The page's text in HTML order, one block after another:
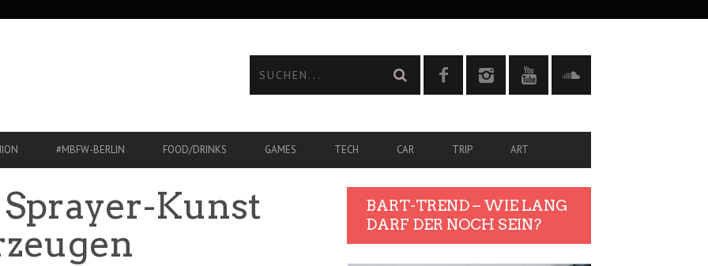
#MBFW-BERLIN FOOD/DRINKS GAMES TECH CAR TRIP ART
Kunst
BART-TREND – WIE LANG
DARF DER NOCH SEIN?